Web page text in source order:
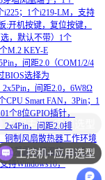
i225；1个i219-LM，支持
开机按键，复位按键，
，默认不带）1个
M.2 KEY-E
，间距2.0（COM1/2/4
BIOS选择为
2x5Pin，间距2.0，6W8Ω
CPU Smart FAN，3Pin；1
个8位GPIO插针，
，间距2.0排
制风扇散热器工作环境
无凝露存储温度:-40℃ ~
持Windows10，
工控机+应用选型